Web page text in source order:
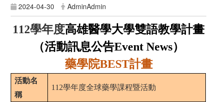
2024-04-30 AdminAdmin
112學年度高雄醫學大學雙語教學計畫
（活動訊息公告Event News）
藥學院BEST計畫
活動名
稱
112學年度全球藥學課程暨活動